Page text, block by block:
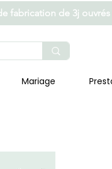
fabrication de 3j ouvrés
Mariage